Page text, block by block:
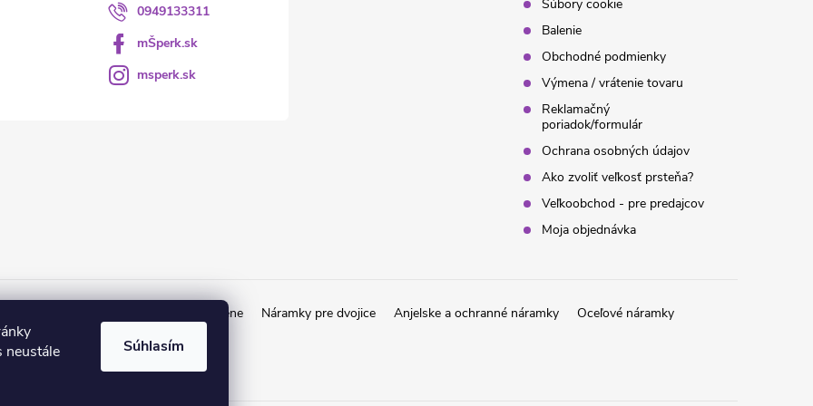
neustále
Súhlasím
0949133311
mŠperk.sk
msperk.sk
Súbory cookie
Balenie
Obchodné podmienky
Výmena / vrátenie tovaru
Reklamačný
poriadok/formulár
Ochrana osobných údajov
Ako zvoliť veľkosť prsteňa?
Veľkoobchod - pre predajcov
Moja objednávka
Obrúčky a prstene Náramky pre dvojice Anjelske a ochranné náramky Oceľové náramky